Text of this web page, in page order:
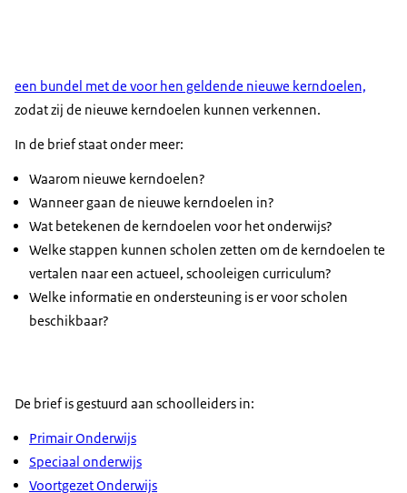
een bundel met de voor hen geldende nieuwe kerndoelen,
zodat zij de nieuwe kerndoelen kunnen verkennen.
In de brief staat onder meer:
Waarom nieuwe kerndoelen?
Wanneer gaan de nieuwe kerndoelen in?
Wat betekenen de kerndoelen voor het onderwijs?
Welke stappen kunnen scholen zetten om de kerndoelen te
vertalen naar een actueel, schooleigen curriculum?
Welke informatie en ondersteuning is er voor scholen
beschikbaar?
De brief is gestuurd aan schoolleiders in:
Primair Onderwijs
Speciaal onderwijs
Voortgezet Onderwijs